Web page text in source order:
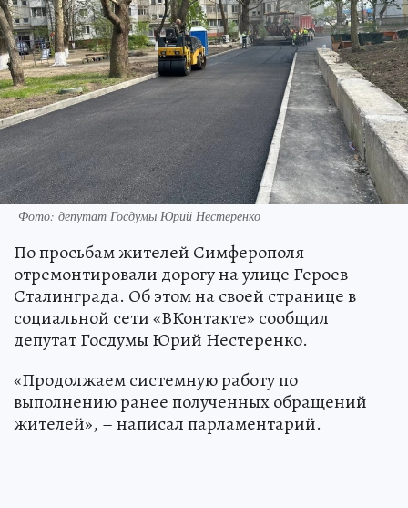
Фото: депутат Госдумы Юрий Нестеренко
По просьбам жителей Симферополя
отремонтировали дорогу на улице Героев
Сталинграда. Об этом на своей странице в
социальной сети «ВКонтакте» сообщил
депутат Госдумы Юрий Нестеренко.
«Продолжаем системную работу по
выполнению ранее полученных обращений
жителей», – написал парламентарий.